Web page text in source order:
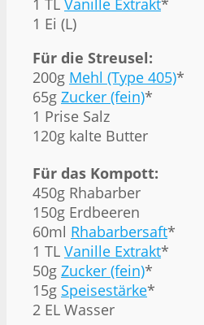
1 Ei (L)
Für die Streusel:
200g Mehl (Type 405)*
65g Zucker (fein)*
1 Prise Salz
120g kalte Butter
Für das Kompott:
450g Rhabarber
150g Erdbeeren
60ml Rhabarbersaft*
1 TL Vanille Extrakt*
50g Zucker (fein)*
15g Speisestärke*
2 EL Wasser